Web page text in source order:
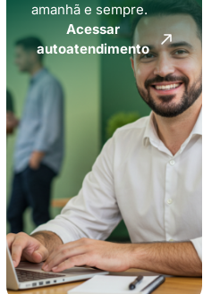
amanhã e sempre.
Acessar
autoatendimento